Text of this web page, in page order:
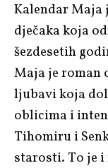
Kalendar Maja
dječaka koja
šezdesetih
Maja je roman
ljubavi koja
oblicima i
Tihomirui
starosti. To je i